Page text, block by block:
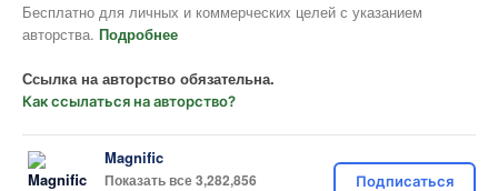
Бесплатно для личных и коммерческих целей с указанием
авторства. Подробнее
Ссылка на авторство обязательна.
Как ссылаться на авторство?
Magnific
Показать все 3,282,856
Подписаться